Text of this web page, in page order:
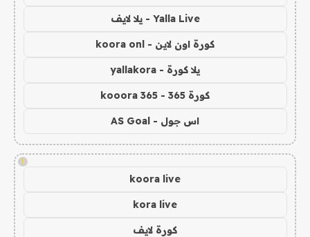
Yalla Live - يلا لايف
كورة اون لاين - koora onl
يلا كورة - yallakora
كورة 365 - kooora 365
اس جول - AS Goal
!
koora live
kora live
كورة لايف